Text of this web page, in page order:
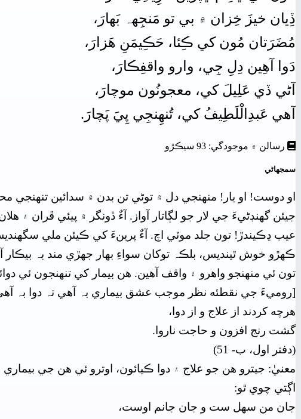
ڏِيان خيزَ خِزان ۾ بي تو مَنجِهہ بَھارَ،
مُضَرَتان مُون کي ڪِئا، حَڪِيمَنِ ھَزارَ،
دَوا
آھِين دِلِ جِي، وارو واقفِڪارَ،
آڻي ڏي عَلِيلَ کي، معجونُون موچارَ،
آھي عَبدِالْلَطِيفُ کي، تُنھِنجِي پِيَ پَچارَ.
رسالن ۾ موجودگي: 93 سيڪڙو
سمجهاڻي
او دوست! او يار! منھنجي دل ۾ توڻي تن بدن ۾ سدائين تنھنجي
جيئن گهنڊڻيءَ جي لار جو لڳاتار آواز. آءٌ ڏونگر ۾ پيئي ڦران ۽
عيب ڍڪيندڙ! تون جلد موٽي اچ. آءٌ پرينءَ کي ڪيئن ملي
ڪھڙو خوش ٿينديس، بلڪہ توکان سواءِ بھار جھڙي مند بہ
تون ئي منھنجو واهرو ۽ واقف آهين. هن بيمار کي تنھنجون ئي
[روميءَ جي نقطئه نظر موجب عشق بيماري بہ آهي تہ دوا بہ
هرچه کردند از علاج و از دوا،
گشت رنج افزون و حاجت ناروا.
(دفتر اول، ب- 51)
معنيٰ: جيترو هن جو علاج ۽ دوا ڪيائون، اوترو ئي هن جي
اڳتي چوي ٿو:
جان من سهل ست و جان جانم اوست،